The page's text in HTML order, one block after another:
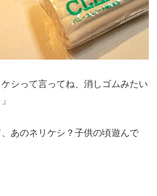
ケシって言ってね、消しゴムみたい
、あのネリケシ？子供の頃遊んで